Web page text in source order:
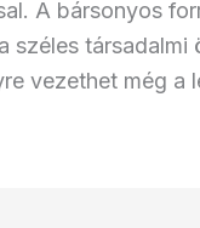
A bársonyos
széles
vezethet még a